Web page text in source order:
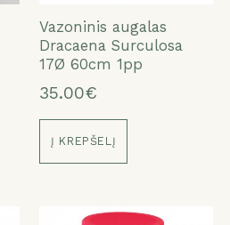
Vazoninis augalas
Dracaena Surculosa
17Ø 60cm 1pp
35.00€
Į KREPŠELĮ